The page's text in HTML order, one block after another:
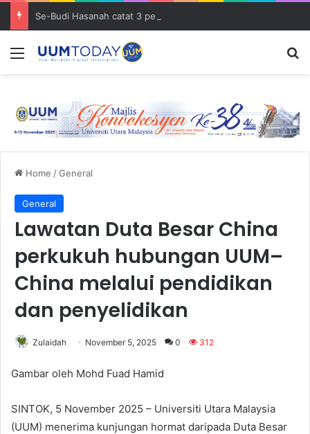
Menu
Home /General
General
Lawatan Duta Besar China
perkukuh hubungan UUM–
China melalui pendidikan
dan penyelidikan
Zulaidah November 5, 2025 0 312
Gambar oleh Mohd Fuad Hamid
SINTOK, 5 November 2025 – Universiti Utara Malaysia
(UUM) menerima kunjungan hormat daripada Duta Besar